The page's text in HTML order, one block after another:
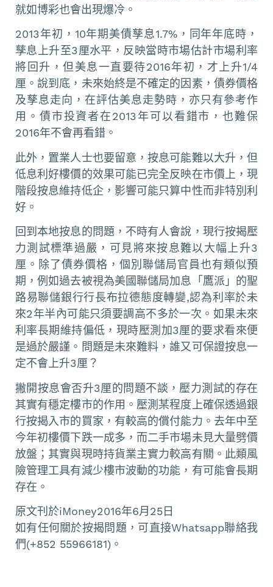
就如博彩也會出現爆冷。
2013年初，10年期美債孳息1.7%，同年年底時，
孳息上升至3厘水平，反映當時市場估計市場利率
將回升，但美息一直要待2016年初，才上升1/4
厘。說到底，未來始終是不確定的因素，債券價格
及孳息走向，在評估美息走勢時，亦只有參考作
用。債市投資者在2013年可以看錯市，也難保
2016年不會再看錯。
此外，置業人士也要留意，按息可能難以大升，但
低息利好樓價的效果可能已完全反映在市價上，現
階段按息維持低企，影響可能只算中性而非特別利
好。
回到本地按息的問題，不時有人會說，現行按揭壓
力測試標準過嚴，可見將來按息難以大幅上升3
厘。除了債券價格，個別聯儲局官員也有類似預
期，例如過去被視為美國聯儲局加息「鷹派」的聖
路易聯儲銀行行長布拉德態度轉變,認為利率於未
來2年半內可能只須要調高不多於一次。如果未來
利率長期維持偏低，現時壓測加3厘的要求看來便
是過於嚴謹。問題是未來難料，誰又可保證按息一
定不會上升3厘？
撇開按息會否升3厘的問題不談，壓力測試的存在
其實有穩定樓市的作用。壓測某程度上確保透過銀
行按揭入市的買家，有較高的償付能力。去年中至
今年初樓價下跌一成多，而二手市場未見大量劈價
放盤；其實與現時持貨業主實力較高有關。此類風
險管理工具有減少樓市波動的功能，有可能會長期
存在。
原文刊於iMoney2016年6月25日
如有任何關於按揭問題，可直接Whatsapp聯絡我
們(+852 55966181)。